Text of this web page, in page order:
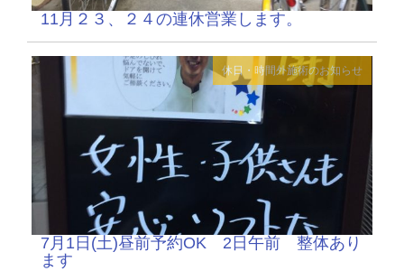
11月２３、２４の連休営業します。
休日・時間外施術のお知らせ
7月1日(土)昼前予約OK 2日午前 整体あり
ます